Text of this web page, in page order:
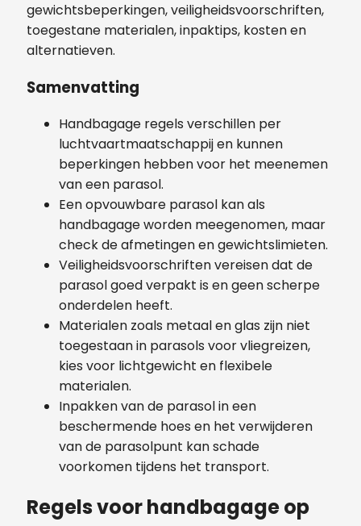
gewichtsbeperkingen, veiligheidsvoorschriften,
toegestane materialen, inpaktips, kosten en
alternatieven.
Samenvatting
Handbagage regels verschillen per
luchtvaartmaatschappij en kunnen
beperkingen hebben voor het meenemen
van een parasol.
Een opvouwbare parasol kan als
handbagage worden meegenomen, maar
check de afmetingen en gewichtslimieten.
Veiligheidsvoorschriften vereisen dat de
parasol goed verpakt is en geen scherpe
onderdelen heeft.
Materialen zoals metaal en glas zijn niet
toegestaan in parasols voor vliegreizen,
kies voor lichtgewicht en flexibele
materialen.
Inpakken van de parasol in een
beschermende hoes en het verwijderen
van de parasolpunt kan schade
voorkomen tijdens het transport.
Regels voor handbagage op